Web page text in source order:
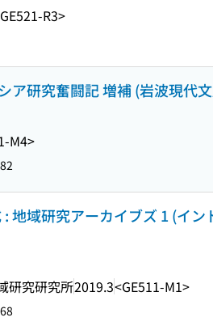
R3>
ア研究奮闘記 増補 (岩波現代
M4>
地域研究アーカイブズ 1 (イ
研究研究所2019.3<GE511-M1>